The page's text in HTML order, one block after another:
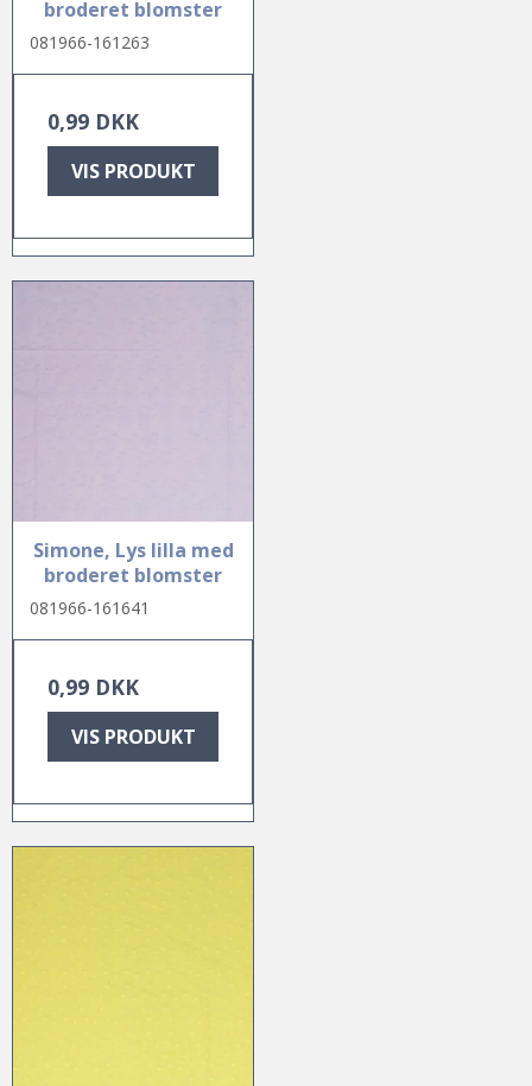
broderet blomster
081966-161263
0,99 DKK
VIS PRODUKT
Simone, Lys lilla med
broderet blomster
081966-161641
0,99 DKK
VIS PRODUKT